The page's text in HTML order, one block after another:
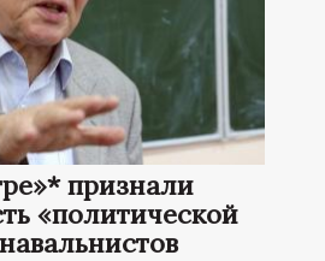
признали
«политической